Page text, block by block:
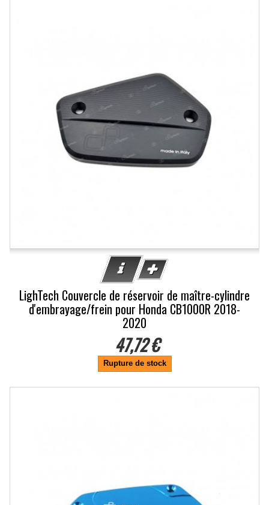
LighTech Couvercle de réservoir de maître-cylindre
d'embrayage/frein pour Honda CB1000R 2018-
2020
47,72 €
Rupture de stock